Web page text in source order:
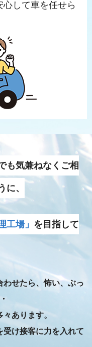
して車を任せら
も気兼ねなくご相
に、
工場」 を目指して
わせたら、怖い、ぶっ
あります。
け接客に力を入れて